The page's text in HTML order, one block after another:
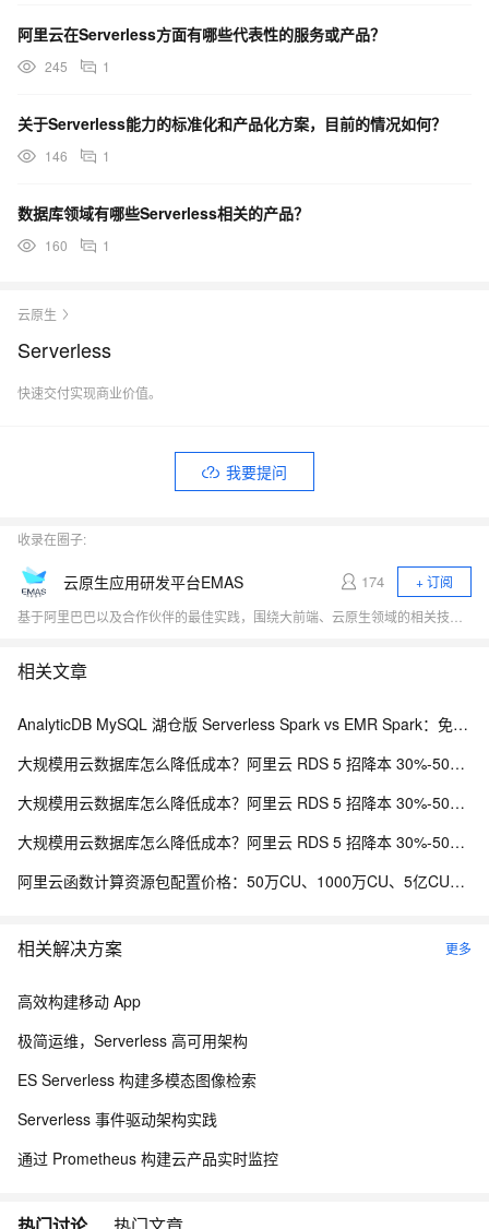
阿里云在Serverless方面有哪些代表性的服务或产品？
245 1
关于Serverless能力的标准化和产品化方案，目前的情况如何？
146 1
数据库领域有哪些Serverless相关的产品？
160 1
云原生
Serverless
快速交付实现商业价值。
我要提问
收录在圈子:
云原生应用研发平台EMAS 174
+ 订阅
相关文章
AnalyticDB MySQL 湖仓版 Serverless Spark vs EMR Spark：免运维、弹性与成本全维度对比
大规模用云数据库怎么降低成本？阿里云 RDS 5 招降本 30%-50% 实战方案
大规模用云数据库怎么降低成本？阿里云 RDS 5 招降本 30%-50% 实战方案
大规模用云数据库怎么降低成本？阿里云 RDS 5 招降本 30%-50% 实战方案
阿里云函数计算资源包配置价格：50万CU、1000万CU、5亿CU和20亿CU资源包费用清单
相关解决方案 更多
高效构建移动 App
极简运维，Serverless 高可用架构
ES Serverless 构建多模态图像检索
Serverless 事件驱动架构实践
通过 Prometheus 构建云产品实时监控